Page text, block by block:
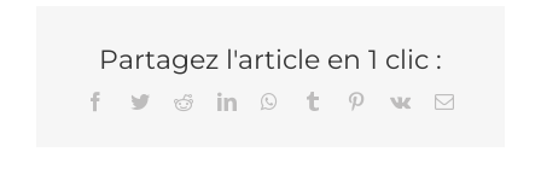
Partagez l'article en 1 clic :
Facebook
TwitterRedditLinkedInWhatsApp
Tumblr Pinterest
Vk Email